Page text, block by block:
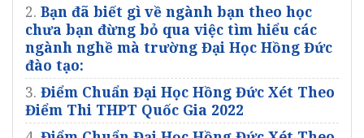
2. Bạn đã biết gì về ngành bạn theo học
chưa bạn đừng bỏ qua việc tìm hiểu các
ngành nghề mà trường Đại Học Hồng Đức
đào tạo:
3. Điểm Chuẩn Đại Học Hồng Đức Xét Theo
Điểm Thi THPT Quốc Gia 2022